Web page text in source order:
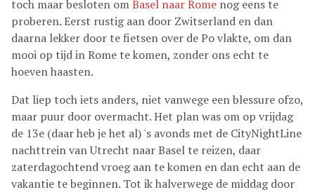
toch maar besloten omBasel naar Rome nog eens te
proberen. Eerst rustig aan door Zwitserland en dan
daarna lekker door te fietsen over de Po vlakte, om dan
mooi op tijd in Rome te komen, zonder ons echt te
hoeven haasten.
Dat liep toch iets anders, niet vanwege een blessure ofzo,
maar puur door overmacht. Het plan was om op vrijdag
de 13e (daar heb je het al) 's avonds met de CityNightLine
nachttrein van Utrecht naar Basel te reizen, daar
zaterdagochtend vroeg aan te komen en dan echt aan de
vakantie te beginnen. Tot ik halverwege de middag door